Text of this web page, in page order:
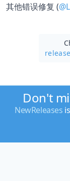
其他错误修复 (
Don't
NewReleases